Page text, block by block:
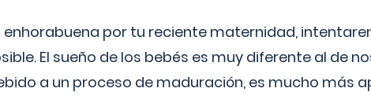
por tu reciente maternidad,
El sueño de los bebés es muy diferente al de
a un proceso de maduración, es mucho más